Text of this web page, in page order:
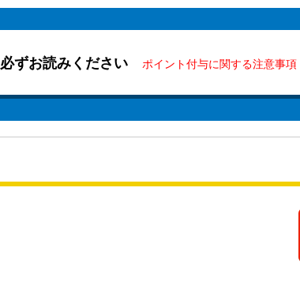
必ずお読みください ポイント付与に関する注意事項